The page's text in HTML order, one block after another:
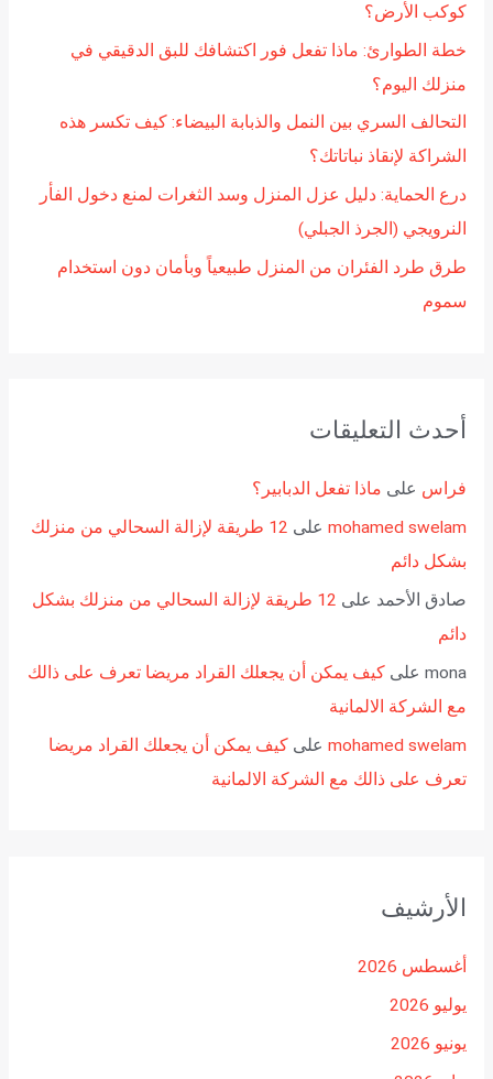
كوكب الأرض؟
خطة الطوارئ: ماذا تفعل فور اكتشافك للبق الدقيقي في
منزلك اليوم؟
التحالف السري بين النمل والذبابة البيضاء: كيف تكسر هذه
الشراكة لإنقاذ نباتاتك؟
درع الحماية: دليل عزل المنزل وسد الثغرات لمنع دخول الفأر
النرويجي (الجرذ الجبلي)
طرق طرد الفئران من المنزل طبيعياً وبأمان دون استخدام
سموم
أحدث التعليقات
فراس على ماذا تفعل الدبابير؟
mohamed swelamعلى
12 طريقة لإزالة السحالي من منزلك
بشكل دائم
صادق الأحمد على
12 طريقة لإزالة السحالي من منزلك بشكل
دائم
monaعلى كيف يمكن أن يجعلك القراد مريضا تعرف على ذالك
مع الشركة الالمانية
mohamed swelamعلى كيف يمكن أن يجعلك القراد مريضا
تعرف على ذالك مع الشركة الالمانية
الأرشيف
أغسطس 2026
يوليو 2026
يونيو 2026